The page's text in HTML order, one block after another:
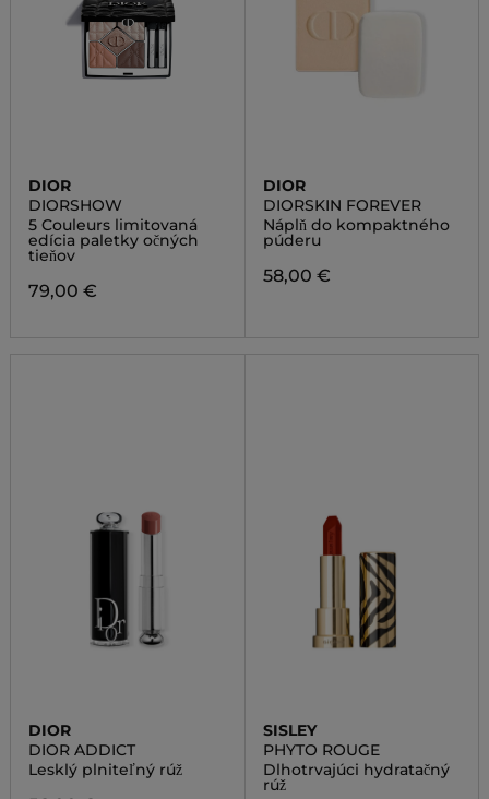
DIOR
DIORSHOW
5 Couleurs limitovaná
edícia paletky očných
tieňov
79,00 €
DIOR
DIORSKIN FOREVER
Náplň do kompaktného
púderu
58,00 €
DIOR
DIOR ADDICT
Lesklý plniteľný rúž
SISLEY
PHYTO ROUGE
Dlhotrvajúci hydratačný
rúž